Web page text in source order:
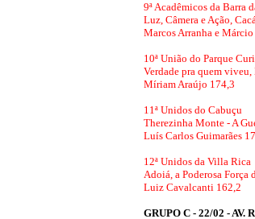
9ª Acadêmicos da Barra
Luz, Câmera e Ação,
Marcos Arranha e
10ª União do Parque
Verdade pra quem
Míriam Araújo 174,3
11ª Unidos do Cabuçu
Therezinha Monte - A
Luís Carlos Guimarães
12ª Unidos da Villa Rica
Adoiá, a Poderosa Força
Luiz Cavalcanti 162,2
GRUPO C - 22/02 - AV.